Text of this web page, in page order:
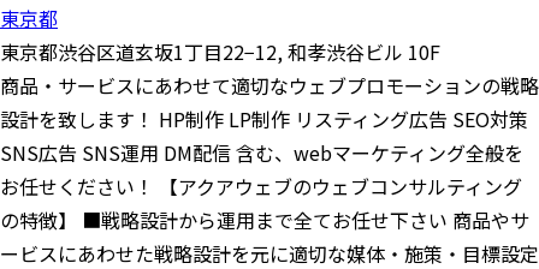
東京都
東京都渋谷区道玄坂1丁目22−12, 和孝渋谷ビル 10F
商品・サービスにあわせて適切なウェブプロモーションの戦略
設計を致します！ HP制作 LP制作 リスティング広告 SEO対策
SNS広告 SNS運用 DM配信 含む、webマーケティング全般を
お任せください！ 【アクアウェブのウェブコンサルティング
の特徴】 ■戦略設計から運用まで全てお任せ下さい 商品やサ
ービスにあわせた戦略設計を元に適切な媒体・施策・目標設定